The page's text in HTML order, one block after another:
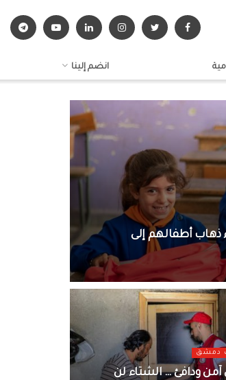
انضم إلينا
ذهاب أطفالهم إلى
دمشق
آمن ودافئ … الشتاء لن